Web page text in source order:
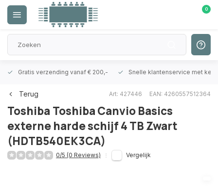
0
Gratis verzending vanaf € 200,- Snelle klantenservice met
Terug Art: 427446 EAN: 4260557512364
Toshiba Toshiba Canvio Basics
externe harde schijf 4 TB Zwart
(HDTB540EK3CA)
0/5 (0 Reviews) Vergelijk